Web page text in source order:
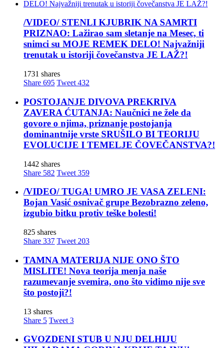
/VIDEO/ STENLI KJUBRIK NA SAMRTI
PRIZNAO: Lažirao sam sletanje na Mesec, ti
snimci su MOJE REMEK DELO! Najvažniji
trenutak u istoriji čovečanstva JE LAŽ?!
1731 shares
Share 695 Tweet 432
POSTOJANJE DIVOVA PREKRIVA
ZAVERA ĆUTANJA: Naučnici ne žele da
govore o njima, priznanje postojanja
dominantnije vrste SRUŠILO BI TEORIJU
EVOLUCIJE I TEMELJE ČOVEČANSTVA?!
1442 shares
Share 582 Tweet 359
/VIDEO/ TUGA! UMRO JE VASA ZELENI:
Bojan Vasić osnivač grupe Bezobrazno zeleno,
izgubio bitku protiv teške bolesti!
825 shares
Share 337 Tweet 203
TAMNA MATERIJA NIJE ONO ŠTO
MISLITE! Nova teorija menja naše
razumevanje svemira, ono što vidimo nije sve
što postoji?!
13 shares
Share 5 Tweet 3
GVOZDENI STUB U NJU DELHIJU